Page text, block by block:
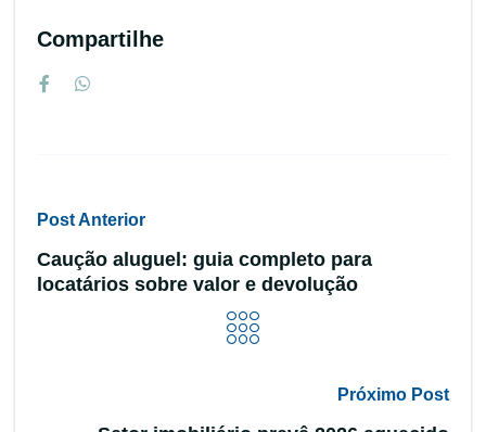
Compartilhe
Post Anterior
Caução aluguel: guia completo para
locatários sobre valor e devolução
Próximo Post